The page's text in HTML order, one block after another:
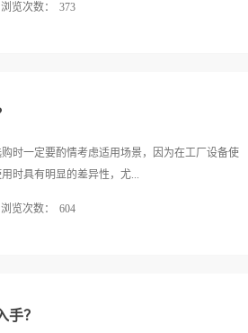
要传送的电压信号，经过隔离变压器隔离传送，使
响，例如某些可控硅或IGBT电路的驱动线圈；二是
；三是为了人身安全，如行灯变压器。二、作用不
备运行中为控制系统提供电源的；隔离变压器是为
单一低电压，或三到五个电压.而隔离变压器一般地
浏览次数： 373
时一定要酌情考虑适用场景，因为在工厂设备使
时具有明显的差异性，尤...
就促使了该种控制变压器高寿命的特点。第二、能
器的性能也更加优异，它能耗较低，从某种程度上
浏览次数： 604
？